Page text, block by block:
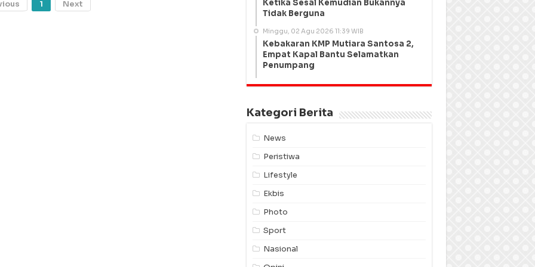
1 Next
Ketika Sesal Kemudian Bukannya
Tidak Berguna
Minggu, 02 Agu 2026 11:39 WIB
Kebakaran KMP Mutiara Santosa 2,
Empat Kapal Bantu Selamatkan
Penumpang
Kategori Berita
News
Peristiwa
Lifestyle
Ekbis
Photo
Sport
Nasional